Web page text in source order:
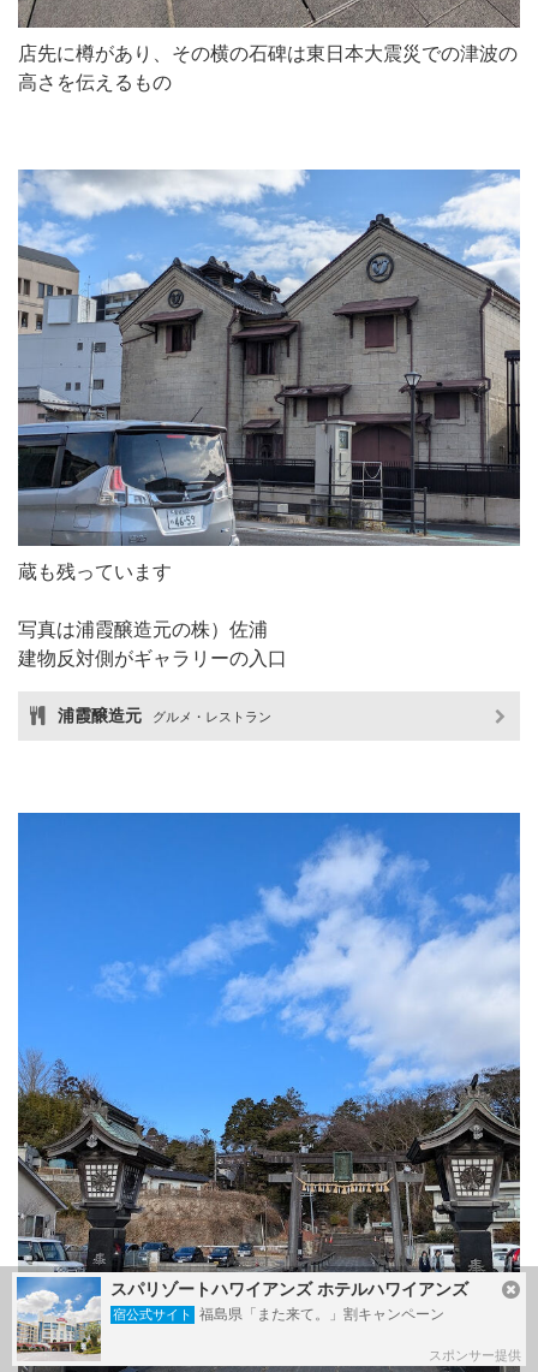
店先に樽があり、その横の石碑は東日本大震災での津波の
高さを伝えるもの
蔵も残っています
写真は浦霞醸造元の株）佐浦
建物反対側がギャラリーの入口
浦霞醸造元 グルメ・レストラン
スパリゾートハワイアンズ ホテルハワイアンズ
宿公式サイト 福島県「また来て。」割キャンペーン
スポンサー提供